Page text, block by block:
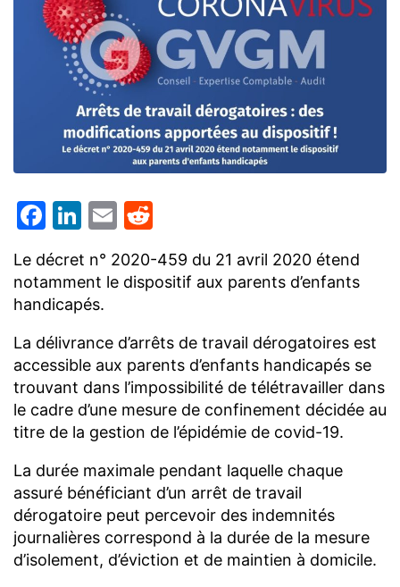
Facebook
LinkedIn
Email
Le décret n° 2020-459 du 21 avril 2020 étend
notamment le dispositif aux parents d’enfants
handicapés.
La délivrance d’arrêts de travail dérogatoires est
accessible aux parents d’enfants handicapés se
trouvant dans l’impossibilité de télétravailler dans
le cadre d’une mesure de confinement décidée au
titre de la gestion de l’épidémie de covid-19.
La durée maximale pendant laquelle chaque
assuré bénéficiant d’un arrêt de travail
dérogatoire peut percevoir des indemnités
journalières correspond à la durée de la mesure
d’isolement, d’éviction et de maintien à domicile.